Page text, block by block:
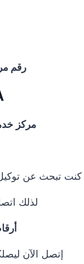
رقم
مركز
كنت تبحث عن
لذلك
إتصل الآن